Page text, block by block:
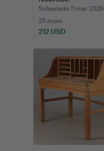
Subastado 11 mar 2026
25 pujas
212 USD